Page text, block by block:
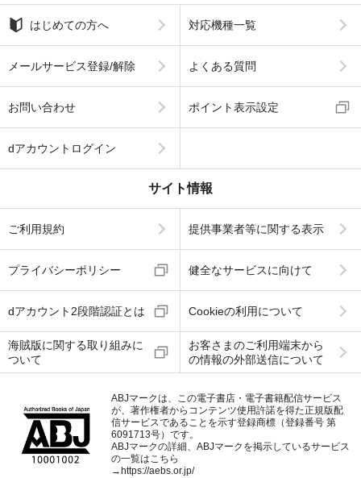
はじめての方へ 対応機種一覧
メールサービス登録/解除 よくある質問
お問い合わせ ポイント表示設定
dアカウントログイン
サイト情報
ご利用規約 提供事業者等に関する表示
プライバシーポリシー 健全なサービスに向けて
dアカウント2段階認証とは Cookieの利用について
海賊版に関する取り組みに
ついて
お客さまのご利用端末から
の情報の外部送信について
ABJマークは、この電子書店・電子書籍配信サービス
が、著作権者からコンテンツ使用許諾を得た正規版配
信サービスであることを示す登録商標（登録番号 第
6091713号）です。
ABJマークの詳細、ABJマークを掲示しているサービス
の一覧はこちら
→ https://aebs.or.jp/